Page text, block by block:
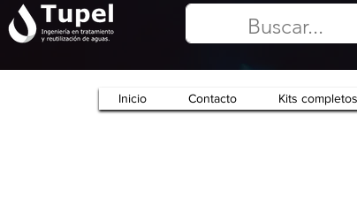
Inicio Contacto Kits completos